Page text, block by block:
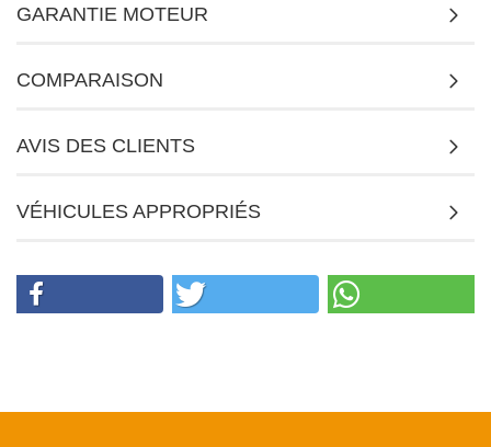
GARANTIE MOTEUR
COMPARAISON
AVIS DES CLIENTS
VÉHICULES APPROPRIÉS